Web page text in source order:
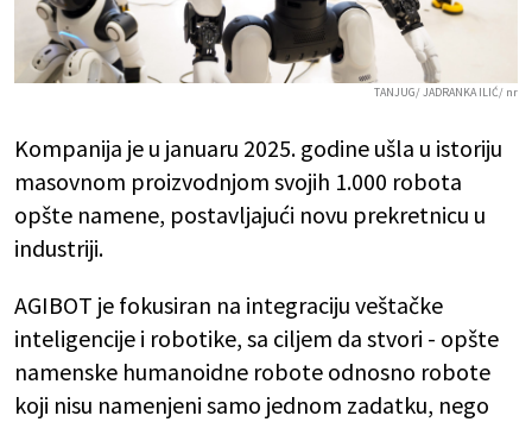
TANJUG/ JADRANKA ILIĆ/ nr
Kompanija je u januaru 2025. godine ušla u istoriju
masovnom proizvodnjom svojih 1.000 robota
opšte namene, postavljajući novu prekretnicu u
industriji.
AGIBOT je fokusiran na integraciju veštačke
inteligencije i robotike, sa ciljem da stvori - opšte
namenske humanoidne robote odnosno robote
koji nisu namenjeni samo jednom zadatku, nego